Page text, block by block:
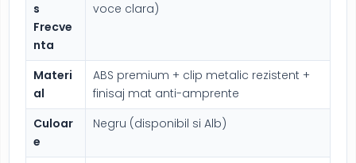
s
Frecve
nta
voce clara)
Materi
al
ABS premium + clip metalic rezistent +
finisaj mat anti-amprente
Culoar
e
Negru (disponibil si Alb)